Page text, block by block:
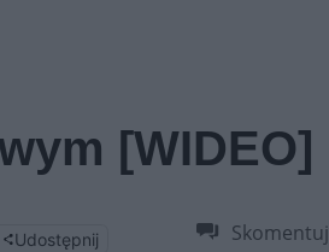
[WIDEO]
Udostępnij Skomentuj